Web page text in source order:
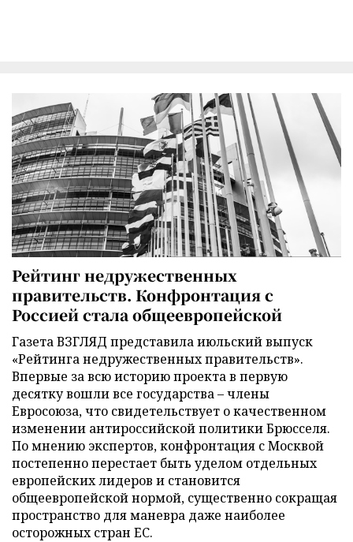
Рейтинг недружественных
правительств. Конфронтация с
Россией стала общеевропейской
Газета ВЗГЛЯД представила июльский выпуск
«Рейтинга недружественных правительств».
Впервые за всю историю проекта в первую
десятку вошли все государства – члены
Евросоюза, что свидетельствует о качественном
изменении антироссийской политики Брюсселя.
По мнению экспертов, конфронтация с Москвой
постепенно перестает быть уделом отдельных
европейских лидеров и становится
общеевропейской нормой, существенно сокращая
пространство для маневра даже наиболее
осторожных стран ЕС.